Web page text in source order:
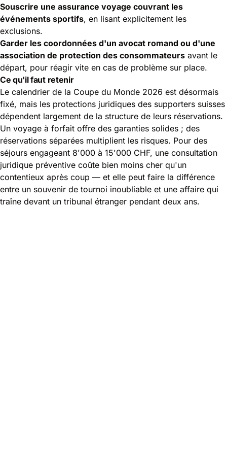
Souscrire une assurance voyage couvrant les
événements sportifs, en lisant explicitement les
exclusions.
Garder les coordonnées d'un avocat romand ou d'une
association de protection des consommateurs avant le
départ, pour réagir vite en cas de problème sur place.
Ce qu'il faut retenir
Le calendrier de la Coupe du Monde 2026 est désormais
fixé, mais les protections juridiques des supporters suisses
dépendent largement de la structure de leurs réservations.
Un voyage à forfait offre des garanties solides ; des
réservations séparées multiplient les risques. Pour des
séjours engageant 8'000 à 15'000 CHF, une consultation
juridique préventive coûte bien moins cher qu'un
contentieux après coup — et elle peut faire la différence
entre un souvenir de tournoi inoubliable et une affaire qui
traîne devant un tribunal étranger pendant deux ans.